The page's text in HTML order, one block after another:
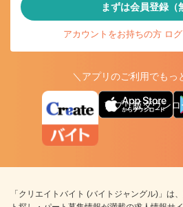
まずは会員登録（
アカウントをお持ちの方 ロ
＼アプリのご利用でもっ
アプリ版ダウン
「クリエイトバイト (バイトジャングル)」は